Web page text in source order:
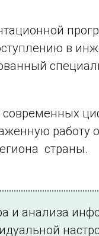
в
работу
страны.
и анализа